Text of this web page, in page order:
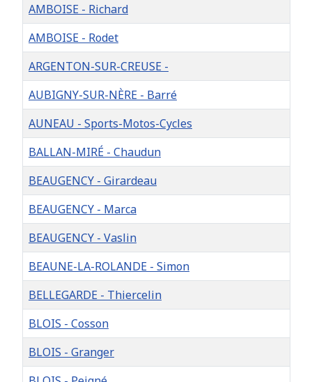
Titre
AMBOISE - Richard
AMBOISE - Rodet
ARGENTON-SUR-CREUSE -
AUBIGNY-SUR-NÈRE - Barré
AUNEAU - Sports-Motos-Cycles
BALLAN-MIRÉ - Chaudun
BEAUGENCY - Girardeau
BEAUGENCY - Marca
BEAUGENCY - Vaslin
BEAUNE-LA-ROLANDE - Simon
BELLEGARDE - Thiercelin
BLOIS - Cosson
BLOIS - Granger